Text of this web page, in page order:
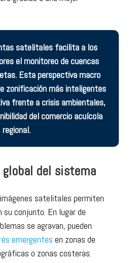
satelitales facilita a los
el monitoreo de cuencas
Esta perspectiva macro
zonificación más inteligentes
frente a crisis ambientales,
del comercio acuícola
regional.
global del sistema
satelitales permiten
conjunto. En lugar de
se agravan, pueden
emergentes en zonas de
o zonas costeras.